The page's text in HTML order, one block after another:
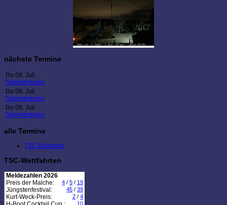
nächste Termine
Do 09. Juli
Sommerferien
Do 09. Juli
Sommerferien
Do 09. Juli
Sommerferien
alle Termine
TSC-Kalender
TSC-Wettfahrten
Meldezahlen 2026
Preis der Malche:
4 / 5 / 19
Jüngstenfestival: 45 / 39
Kurt-Weck-Preis: 2 / 4
10